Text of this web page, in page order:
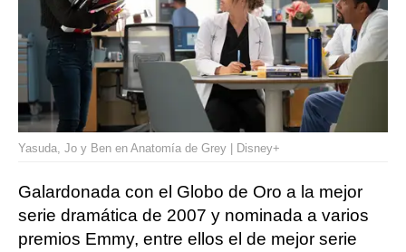
Yasuda, Jo y Ben en Anatomía de Grey | Disney+
Galardonada con el Globo de Oro a la mejor
serie dramática de 2007 y nominada a varios
premios Emmy, entre ellos el de mejor serie